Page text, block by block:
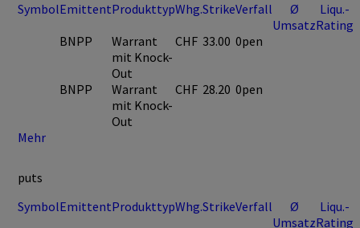
SymbolEmittentProdukttypWhg.StrikeVerfall
Ø
Umsatz
Liqu.-
Rating
BNPP
Warrant
mit Knock-
Out
CHF 33.00 0pen
BNPP
Warrant
mit Knock-
Out
CHF 28.20 0pen
Mehr
puts
SymbolEmittentProdukttypWhg.StrikeVerfall
Ø
Umsatz
Liqu.-
Rating